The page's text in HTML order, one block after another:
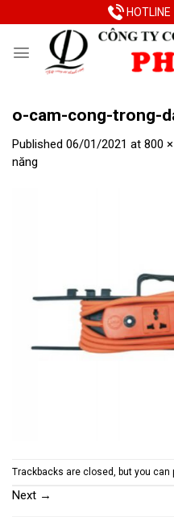
to
HOTLINE
o-cam-cong-trong-
Published 06/01/2021 at 800
năng
Trackbacks are closed, but you can
Next →